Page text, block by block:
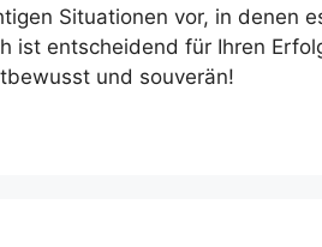
Situationen vor, in denen
ist entscheidend für Ihren
und souverän!